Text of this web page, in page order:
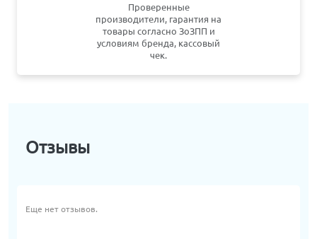
Проверенные
производители, гарантия на
товары согласно ЗоЗПП и
условиям бренда, кассовый
чек.
Отзывы
Еще нет отзывов.